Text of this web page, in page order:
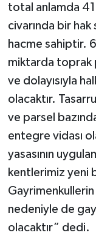
total anlamda
civarında bir
hacme sahiptir.
miktarda toprak
ve dolayısıyla
olacaktır.
ve parsel
entegre vidası
yasasının
kentlerimiz yeni
nedeniyle de
olacaktır” dedi.